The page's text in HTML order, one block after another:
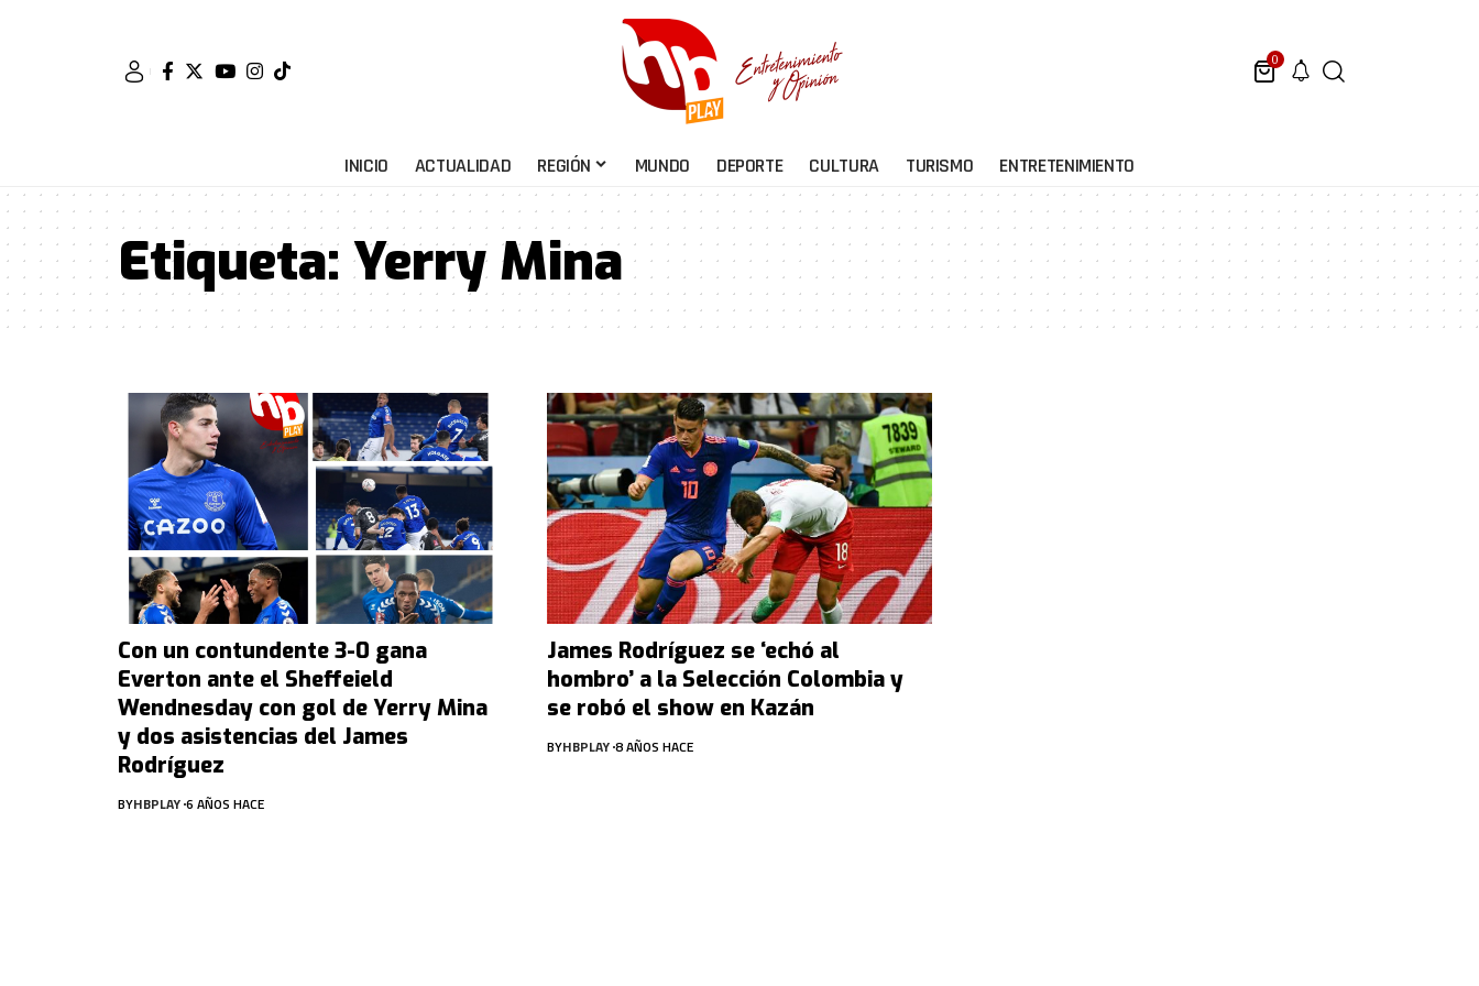
0
INICIO ACTUALIDAD REGIÓN MUNDO DEPORTE CULTURA TURISMO ENTRETENIMIENTO
Etiqueta: Yerry Mina
Con un contundente 3-0 gana
Everton ante el Sheffeield
Wendnesday con gol de Yerry Mina
y dos asistencias del James
Rodríguez
BYHBPLAY 6 AÑOS HACE
James Rodríguez se ‘echó al
hombro’ a la Selección Colombia y
se robó el show en Kazán
BYHBPLAY 8 AÑOS HACE